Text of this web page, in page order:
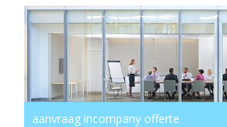
aanvraag incompany offerte